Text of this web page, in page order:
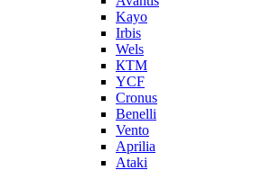
Kayo
Irbis
Wels
КТМ
YCF
Cronus
Benelli
Vento
Aprilia
Ataki